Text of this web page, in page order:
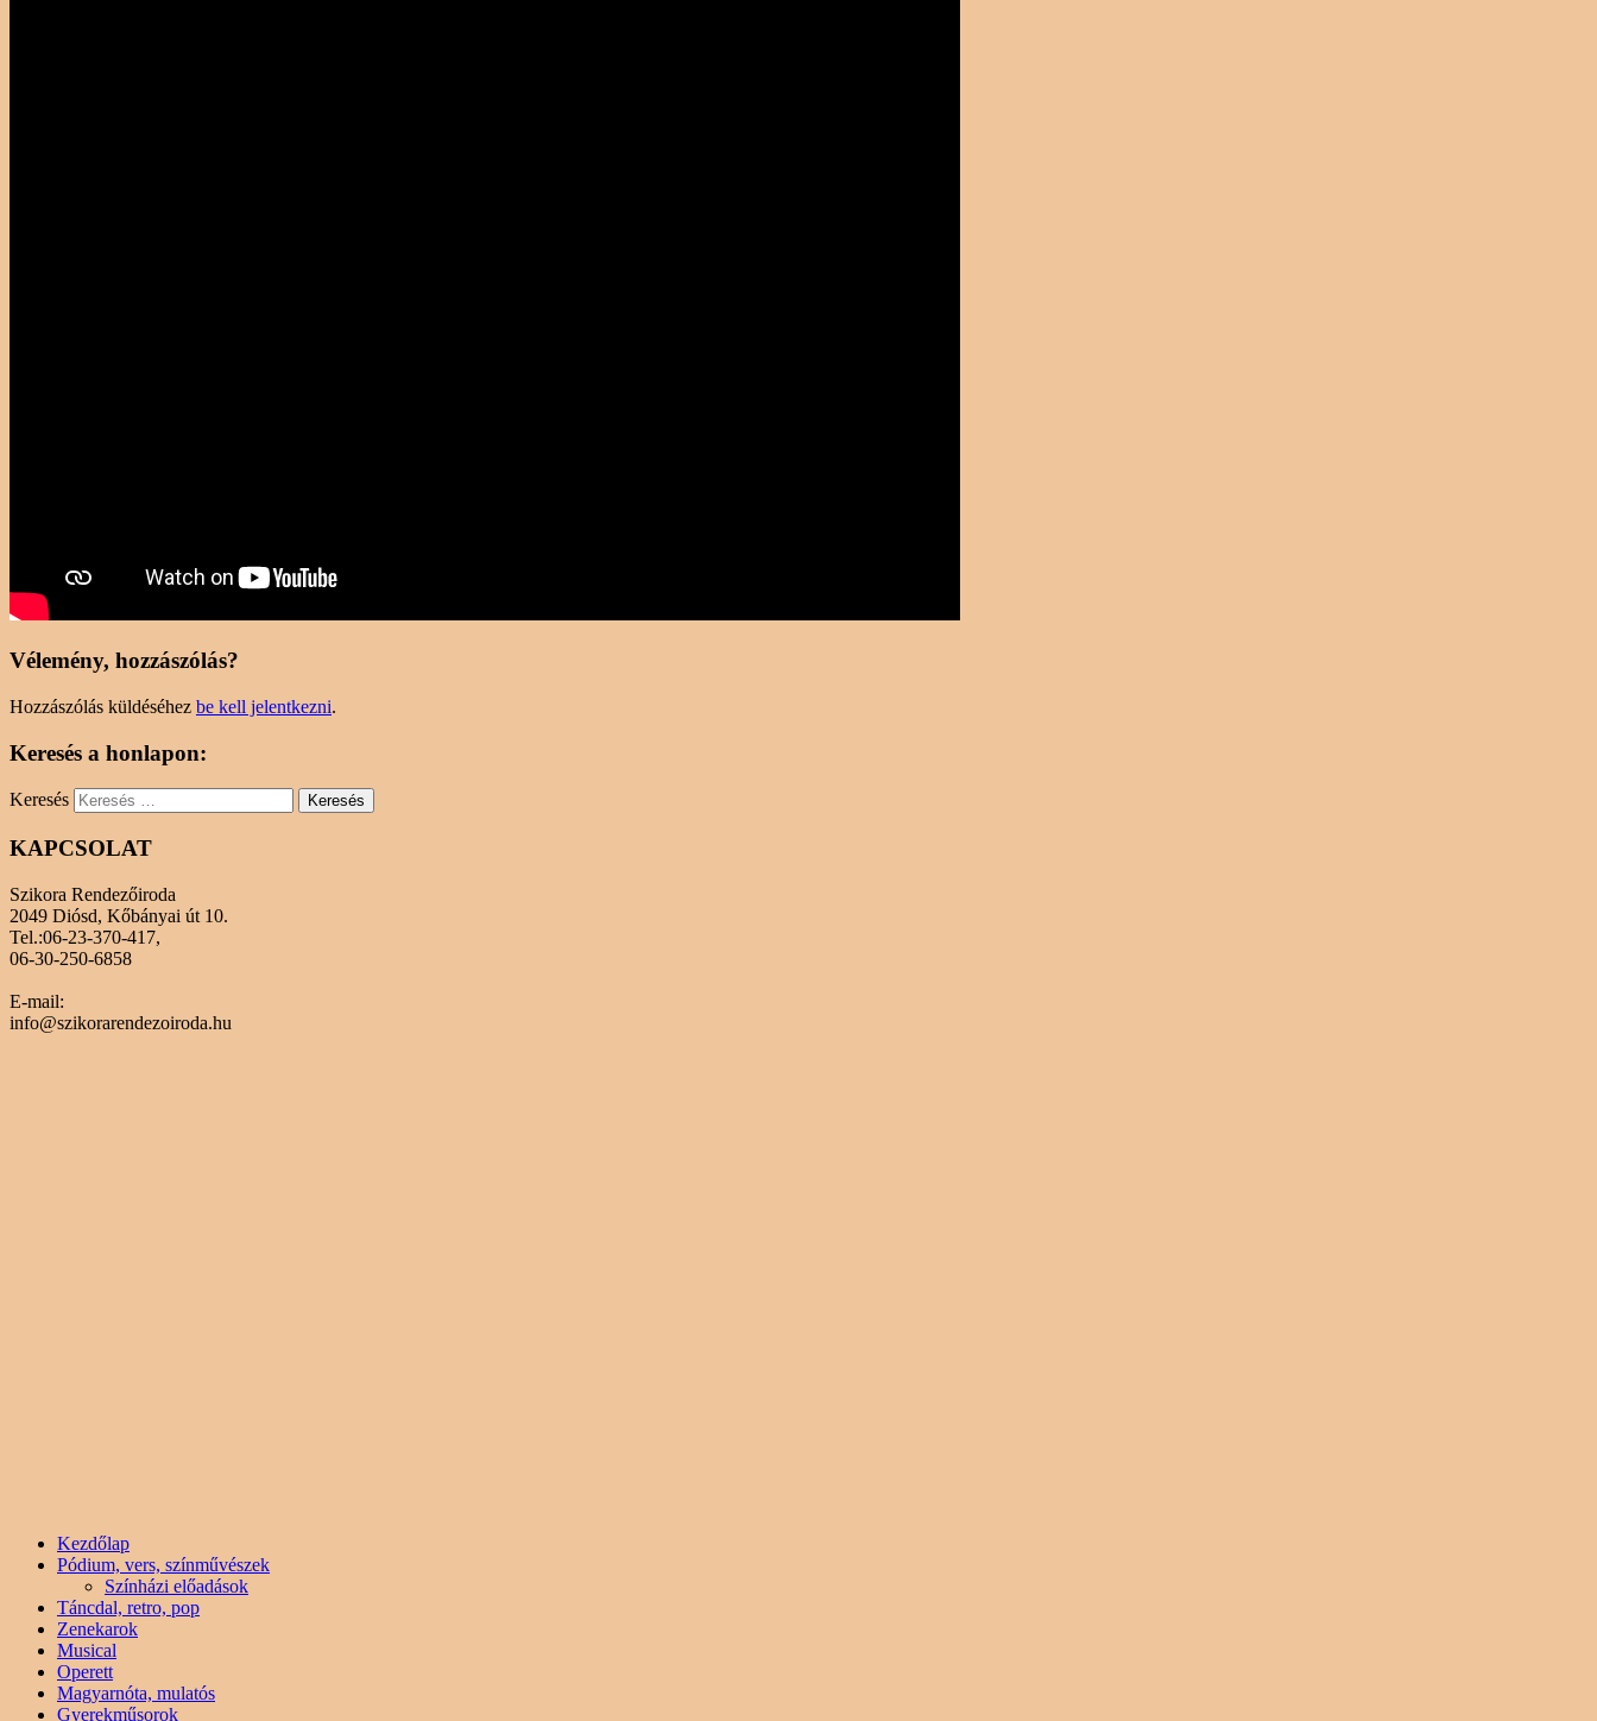
Vélemény, hozzászólás?
Hozzászólás küldéséhez be kell jelentkezni.
Keresés a honlapon:
Keresés
KAPCSOLAT
Szikora Rendezőiroda
2049 Diósd, Kőbányai út 10.
Tel.:06-23-370-417,
06-30-250-6858
E-mail:
info@szikorarendezoiroda.hu
Kezdőlap
Pódium, vers, színművészek
Színházi előadások
Táncdal, retro, pop
Zenekarok
Musical
Operett
Magyarnóta, mulatós
Gyerekműsorok